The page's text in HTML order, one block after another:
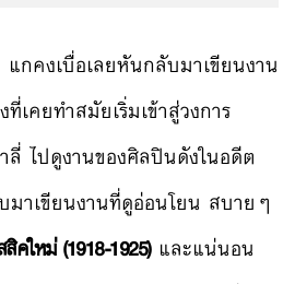
บื่อเลยหันกลับมาเขียนงาน
เคยทำสมัยเริ่มเข้าสู่วงการ
ลี่ ไปดูงานของศิลปินดังในอดีต
มาเขียนงานที่ดูอ่อนโยน สบายๆ
คใหม่ (1918-1925)และแน่นอน